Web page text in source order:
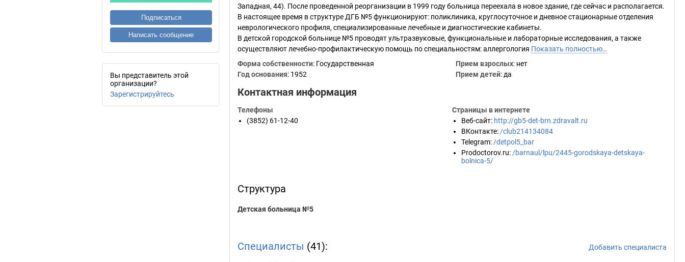
Подписаться
Написать сообщение
Вы представитель этой
организации?
Зарегистрируйтесь
Западная, 44). После проведенной реорганизации в 1999 году больница переехала в новое здание, где сейчас и располагается.
В настоящее время в структуре ДГБ №5 функционируют: поликлиника, круглосуточное и дневное стационарные отделения
неврологического профиля, специализированные лечебные и диагностические кабинеты.
В детской городской больнице №5 проводят ультразвуковые, функциональные и лабораторные исследования, а также
осуществляют лечебно-профилактическую помощь по специальностям: аллергология Показать полностью…
Форма собственности: Государственная
Год основания: 1952
Прием взрослых: нет
Прием детей: да
Контактная информация
Телефоны
(3852) 61-12-40
Страницы в интернете
Веб-сайт: http://gb5-det-brn.zdravalt.ru
ВКонтакте: /club214134084
Telegram: /detpol5_bar
Prodoctorov.ru: /barnaul/lpu/2445-gorodskaya-detskaya-
bolnica-5/
Структура
Детская больница №5
Специалисты (41): Добавить специалиста